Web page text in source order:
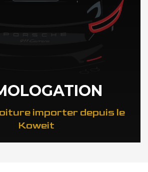
importer depuis le
Koweit